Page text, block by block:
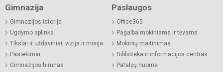
Gimnazija
Gimnazijos istorija
Ugdymo aplinka
Tikslai ir uždaviniai, vizija ir misija
Pasiekimai
Gimnazijos himnas
Paslaugos
Office365
Pagalba mokiniams ir tėvams
Mokinių maitinimas
Biblioteka ir informacijos centras
Patalpų nuoma